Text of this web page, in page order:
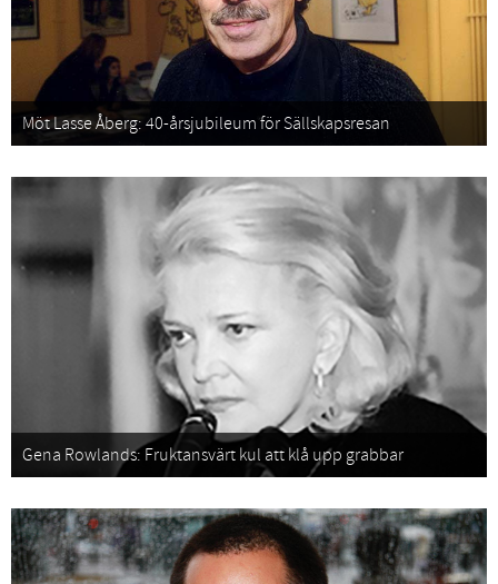
Möt Lasse Åberg: 40-årsjubileum för Sällskapsresan
Gena Rowlands: Fruktansvärt kul att klå upp grabbar